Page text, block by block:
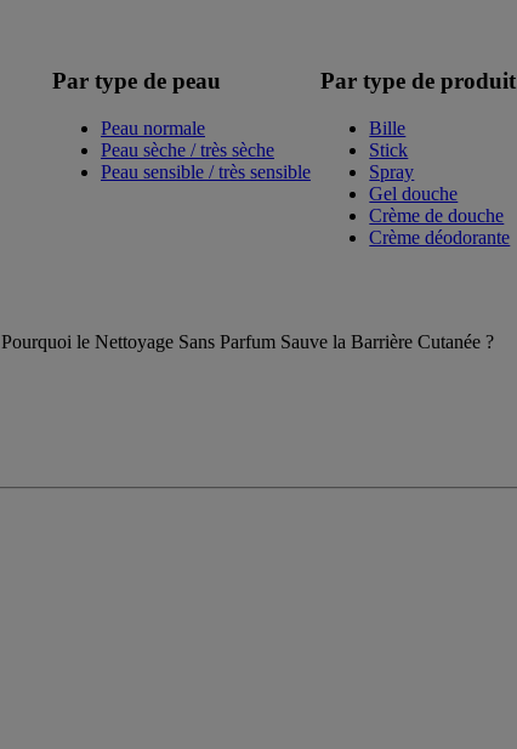
Par type de peau
Peau normale
Peau sèche / très sèche
Peau sensible / très sensible
Par type de produit
Bille
Stick
Spray
Gel douche
Crème de douche
Crème déodorante
Pourquoi le Nettoyage Sans Parfum Sauve la Barrière Cutanée ?